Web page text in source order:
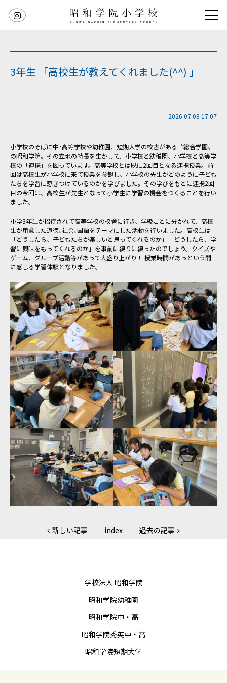
3年生 「高校生が教えてくれました(^^) 」
2026.07.08 17:07
小学校のそばに中･高等学校や幼稚園、短期大学の校舎がある〝総合学園〟
の昭和学院。その立地の特長を生かして、小学校と幼稚園、小学校と高等学
校の「連携」を図っています。高等学校とは既に2回目となる連携授業。前
回は高校生が小学校に来て授業を参観し、小学校の先生がどのように子ども
たちを学習に惹きつけているのかを学びました。その学びをもとに連携2回
目の今回は、高校生が先生となって小学生に学習の機会をつくることを行い
ました。
小学3年生が招待されて高等学校の校舎に行き、学級ごとに分かれて、高校
生が用意した道徳､社会､国語をテーマにした活動を行いました。高校生は
「どうしたら、子どもたちが楽しいと思ってくれるのか」「どうしたら、学
習に興味をもってくれるのか」を事前に練りに練ったのでしょう。クイズや
ゲーム、グループ活動等があって大盛り上がり！ 授業時間があっという間
に感じる学習体験となりました。
新しい記事 index 過去の記事
学校法人 昭和学院
昭和学院幼稚園
昭和学院中・高
昭和学院秀英中・高
昭和学院短期大学